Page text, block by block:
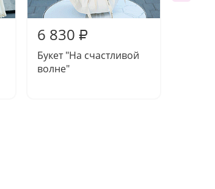
6 830 ₽
Букет "На счастливой
волне"